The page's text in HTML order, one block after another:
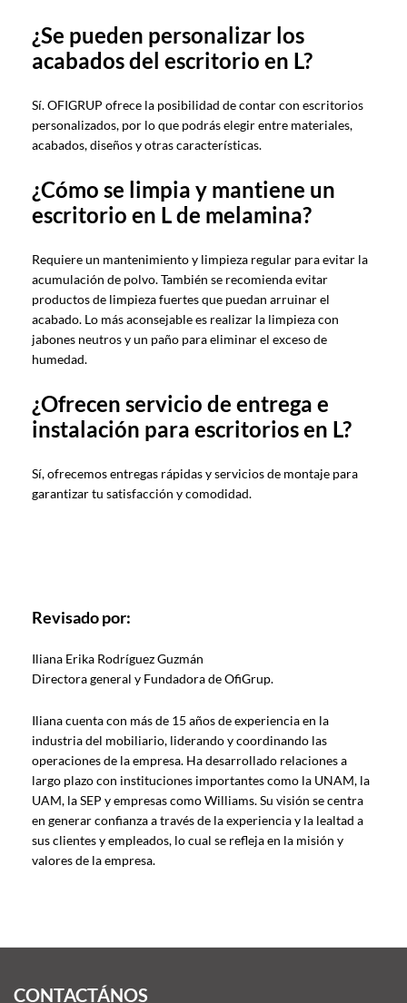
¿Se pueden personalizar los
acabados del escritorio en L?
Sí. OFIGRUP ofrece la posibilidad de contar con escritorios
personalizados, por lo que podrás elegir entre materiales,
acabados, diseños y otras características.
¿Cómo se limpia y mantiene un
escritorio en L de melamina?
Requiere un mantenimiento y limpieza regular para evitar la
acumulación de polvo. También se recomienda evitar
productos de limpieza fuertes que puedan arruinar el
acabado. Lo más aconsejable es realizar la limpieza con
jabones neutros y un paño para eliminar el exceso de
humedad.
¿Ofrecen servicio de entrega e
instalación para escritorios en L?
Sí, ofrecemos entregas rápidas y servicios de montaje para
garantizar tu satisfacción y comodidad.
Revisado por:
Iliana Erika Rodríguez Guzmán
Directora general y Fundadora de OfiGrup.
Iliana cuenta con más de 15 años de experiencia en la
industria del mobiliario, liderando y coordinando las
operaciones de la empresa. Ha desarrollado relaciones a
largo plazo con instituciones importantes como la UNAM, la
UAM, la SEP y empresas como Williams. Su visión se centra
en generar confianza a través de la experiencia y la lealtad a
sus clientes y empleados, lo cual se refleja en la misión y
valores de la empresa.
CONTACTÁNOS